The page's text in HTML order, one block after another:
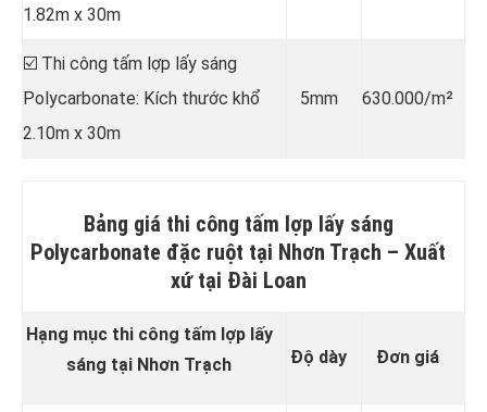
1.82m x 30m
☑️ Thi công tấm lợp lấy sáng
Polycarbonate: Kích thước khổ
2.10m x 30m
5mm 630.000/m²
Bảng giá thi công tấm lợp lấy sáng
Polycarbonate đặc ruột tại Nhơn Trạch – Xuất
xứ tại Đài Loan
Hạng mục thi công tấm lợp lấy
sáng tại Nhơn Trạch
Độ dày Đơn giá